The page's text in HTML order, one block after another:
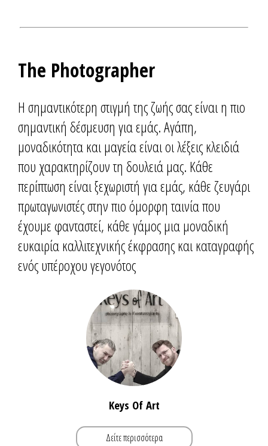
The Photographer
Η σημαντικότερη στιγμή της ζωής σας είναι η πιο
σημαντική δέσμευση για εμάς. Αγάπη,
μοναδικότητα και μαγεία είναι οι λέξεις κλειδιά
που χαρακτηρίζουν τη δουλειά μας. Κάθε
περίπτωση είναι ξεχωριστή για εμάς, κάθε ζευγάρι
πρωταγωνιστές στην πιο όμορφη ταινία που
έχουμε φανταστεί, κάθε γάμος μια μοναδική
ευκαιρία καλλιτεχνικής έκφρασης και καταγραφής
ενός υπέροχου γεγονότος
Keys Of Art
Δείτε περισσότερα